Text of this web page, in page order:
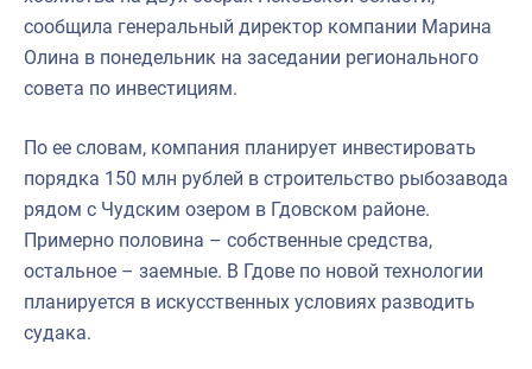
Большая африканская экспедиция
События в России и мире
сообщила генеральный директор компании Марина
Олина в понедельник на заседании регионального
совета по инвестициям.
По ее словам, компания планирует инвестировать
порядка 150 млн рублей в строительство рыбозавода
рядом с Чудским озером в Гдовском районе.
Примерно половина – собственные средства,
остальное – заемные. В Гдове по новой технологии
планируется в искусственных условиях разводить
судака.